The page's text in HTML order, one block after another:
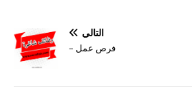
التالي
فرص عمل –